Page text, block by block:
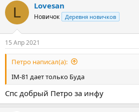
L Lovesan
Новичок Деревня новичков
15 Апр 2021
Петро написал(а):
IM-81 дает только Буда
Спс добрый Петро за инфу